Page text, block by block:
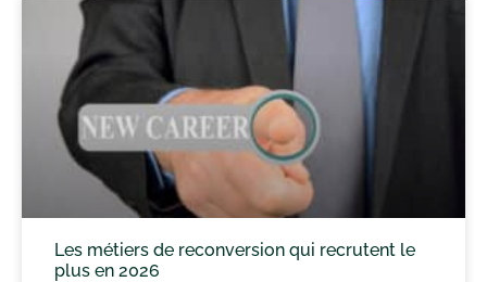
Les métiers de reconversion qui recrutent le
plus en 2026